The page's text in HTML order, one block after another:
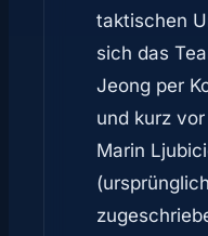
taktischen
sich das
Jeong per
und kurz
Marin